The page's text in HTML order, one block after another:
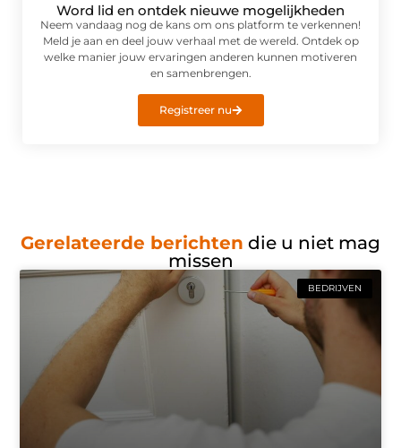
Word lid en ontdek nieuwe mogelijkheden
Neem vandaag nog de kans om ons platform te verkennen!
Meld je aan en deel jouw verhaal met de wereld. Ontdek op
welke manier jouw ervaringen anderen kunnen motiveren
en samenbrengen.
Registreer nu
Gerelateerde berichten die u niet mag
missen
BEDRIJVEN